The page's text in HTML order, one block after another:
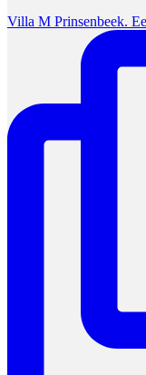
Villa M Prinsenbeek.